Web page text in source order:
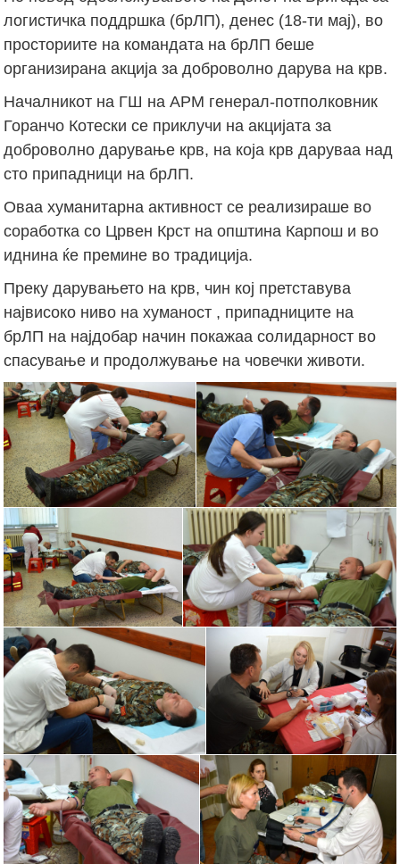
логистичка поддршка (брЛП), денес (18-ти мај), во
просториите на командата на брЛП беше
организирана акција за доброволно дарува на крв.
Началникот на ГШ на АРМ генерал-потполковник
Горанчо Котески се приклучи на акцијата за
доброволно дарување крв, на која крв даруваа над
сто припадници на брЛП.
Оваа хуманитарна активност се реализираше во
соработка со Црвен Крст на општина Карпош и во
иднина ќе премине во традиција.
Преку дарувањето на крв, чин кој претставува
највисоко ниво на хуманост , припадниците на
брЛП на најдобар начин покажаа солидарност во
спасување и продолжување на човечки животи.